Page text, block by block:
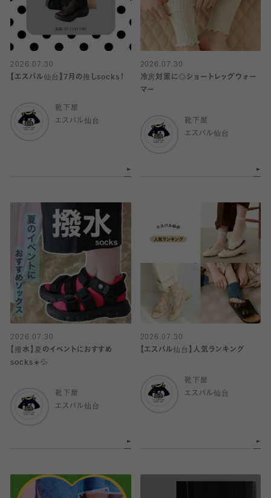
2026.07.30
【エスパル仙台】7月の推しsocks！
靴下屋
エスパル仙台
2026.07.30
冷房対策に◎ショートレッグウォー
マー
靴下屋
エスパル仙台
2026.07.30
【撥水】夏のイベントにおすすめ
socks☀️💦
靴下屋
エスパル仙台
2026.07.30
【エスパル仙台】人気ランキング
靴下屋
エスパル仙台